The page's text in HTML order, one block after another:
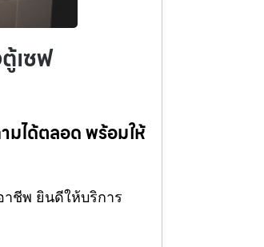
เซฟ
มได้ตลอด พร้อมให้
ชีพ ยินดีให้บริการ